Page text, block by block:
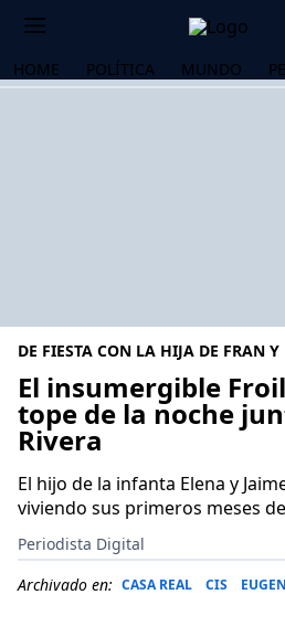
HOME POLÍTICA MUNDO
DE FIESTA CON LA HIJA DE FRAN
El insumergible
tope de la noche
Rivera
El hijo de la infanta Elena y
viviendo sus primeros meses
Periodista Digital
Archivado en: CASA REAL CIS